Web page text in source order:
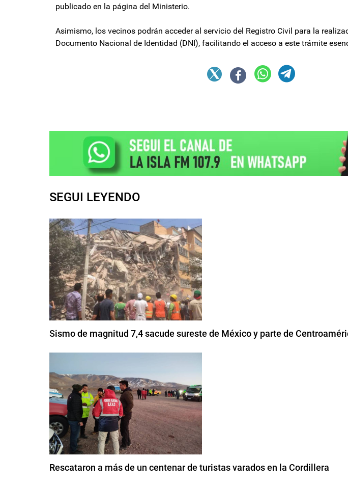
publicado en la página del Ministerio.
Asimismo, los vecinos podrán acceder al servicio del Registro Civil para la
Documento Nacional de Identidad (DNI), facilitando el acceso a este trámite
SEGUI LEYENDO
Sismo de magnitud 7,4 sacude sureste de México y parte de
Rescataron a más de un centenar de turistas varados en la Cordillera